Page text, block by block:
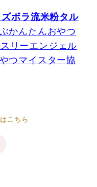
ズボラ流米粉タル
かんたんおやつ
リーエンジェル
つマイスター協
こちら